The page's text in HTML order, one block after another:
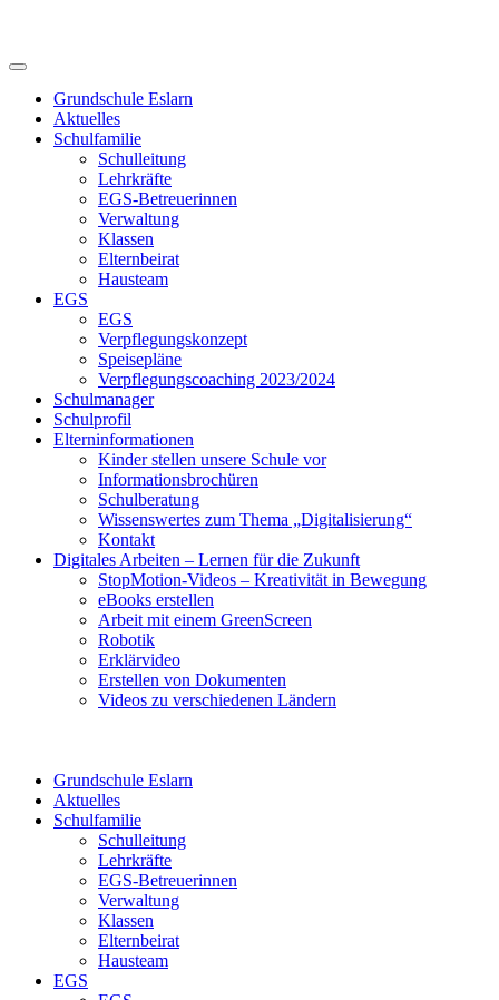
Grundschule Eslarn
Aktuelles
Schulfamilie
Schulleitung
Lehrkräfte
EGS-Betreuerinnen
Verwaltung
Klassen
Elternbeirat
Hausteam
EGS
EGS
Verpflegungskonzept
Speisepläne
Verpflegungscoaching 2023/2024
Schulmanager
Schulprofil
Elterninformationen
Kinder stellen unsere Schule vor
Informationsbrochüren
Schulberatung
Wissenswertes zum Thema „Digitalisierung“
Kontakt
Digitales Arbeiten – Lernen für die Zukunft
StopMotion-Videos – Kreativität in Bewegung
eBooks erstellen
Arbeit mit einem GreenScreen
Robotik
Erklärvideo
Erstellen von Dokumenten
Videos zu verschiedenen Ländern
Grundschule Eslarn
Aktuelles
Schulfamilie
Schulleitung
Lehrkräfte
EGS-Betreuerinnen
Verwaltung
Klassen
Elternbeirat
Hausteam
EGS